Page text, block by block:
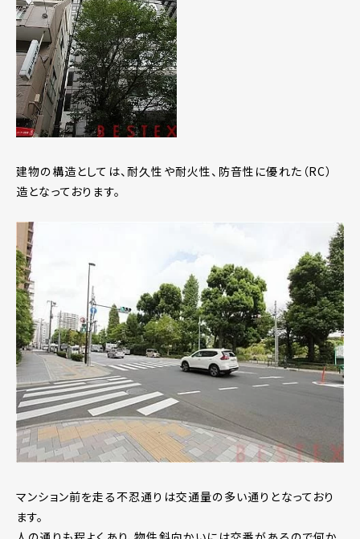
建物の構造としては、耐久性や耐火性、防音性に優れた（RC）
造となっております。
マンション前を走る不忍通りは交通量の多い通りとなっており
ます。